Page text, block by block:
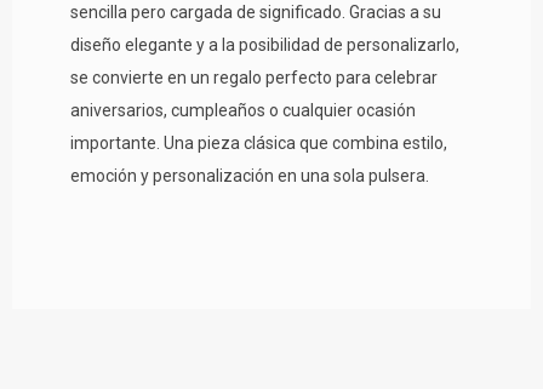
sencilla pero cargada de significado. Gracias a su
diseño elegante y a la posibilidad de personalizarlo,
se convierte en un regalo perfecto para celebrar
aniversarios, cumpleaños o cualquier ocasión
importante. Una pieza clásica que combina estilo,
emoción y personalización en una sola pulsera.